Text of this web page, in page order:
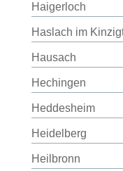
Haigerloch
Haslach im
Hausach
Hechingen
Heddesheim
Heidelberg
Heilbronn